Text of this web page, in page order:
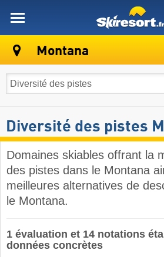
Montana
Diversité des pistes
Domaines skiables offrant la
des pistes dans le Montana
meilleures alternatives de
le Montana.
1 évaluation et 14 notations
données concrètes